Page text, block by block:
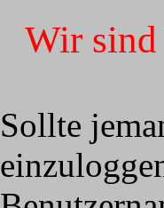
Wir sind
Sollte